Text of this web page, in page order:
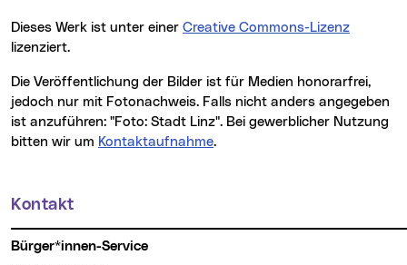
Dieses Werk ist unter einer Creative Commons-Lizenz
lizenziert.
Die Veröffentlichung der Bilder ist für Medien honorarfrei,
jedoch nur mit Fotonachweis. Falls nicht anders angegeben
ist anzuführen: "Foto: Stadt Linz". Bei gewerblicher Nutzung
bitten wir um Kontaktaufnahme.
Weitere Informationen
Kontakt
Bürger*innen-Service